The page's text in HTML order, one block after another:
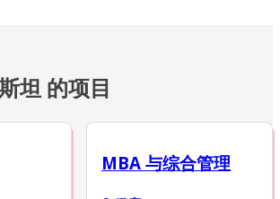
坦 的项目
MBA 与综合管理